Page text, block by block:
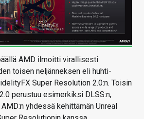
AMD ilmoitti virallisesti
toisen neljänneksen eli huhti-
Super Resolution 2.0:n. Toisin
perustuu esimerkiksi DLSS:n,
yhdessä kehittämän Unreal